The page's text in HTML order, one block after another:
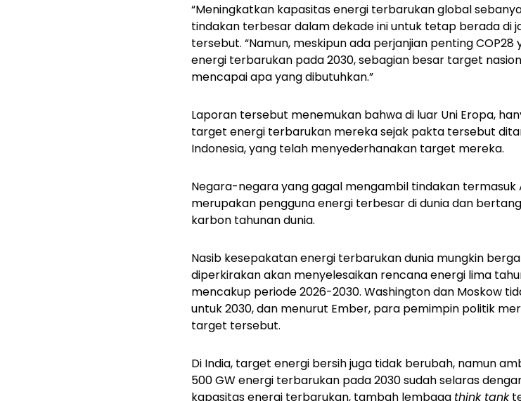
“Meningkatkan kapasitas energi terbarukan global
tindakan terbesar dalam dekade ini untuk tetap berada di
tersebut. “Namun, meskipun ada perjanjian penting COP28
energi terbarukan pada 2030, sebagian besar target
mencapai apa yang dibutuhkan.”
Laporan tersebut menemukan bahwa di luar Uni Eropa,
target energi terbarukan mereka sejak pakta tersebut
Indonesia, yang telah menyederhanakan target mereka.
Negara-negara yang gagal mengambil tindakan termasuk
merupakan pengguna energi terbesar di dunia dan
karbon tahunan dunia.
Nasib kesepakatan energi terbarukan dunia mungkin
diperkirakan akan menyelesaikan rencana energi lima
mencakup periode 2026-2030. Washington dan Moskow
untuk 2030, dan menurut Ember, para pemimpin politik
target tersebut.
Di India, target energi bersih juga tidak berubah, namun
500 GW energi terbarukan pada 2030 sudah selaras
kapasitas energi terbarukan, tambah lembaga think tank